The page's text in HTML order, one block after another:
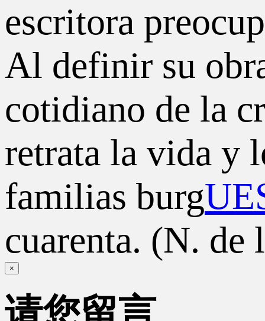
escritora
Al definir su
cotidiano de la
retrata la vida y
familias burg
cuarenta. (N. de
×